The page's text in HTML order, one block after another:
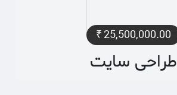
طراحی سایت
₹25,500,000.00